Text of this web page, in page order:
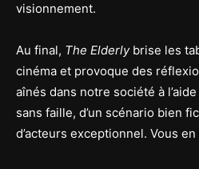
visionnement.
Au final, The Elderlybrise les
cinéma et provoque des
aînés dans notre société à
sans faille, d’un scénario bien
d’acteurs exceptionnel. Vous